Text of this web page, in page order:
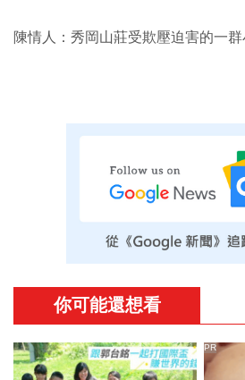
陳情人：秀岡山莊受欺壓迫害的